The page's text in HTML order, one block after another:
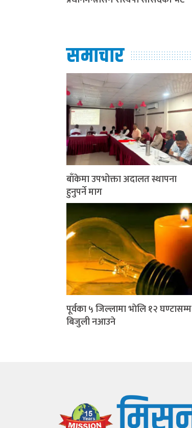
समाचार
बाँकेमा उपभोक्ता अदालत स्थापना
हुनुपर्ने माग
पूर्वका ५ जिल्लामा भाेलि १२ घण्टासम्म
बिजुली नआउने